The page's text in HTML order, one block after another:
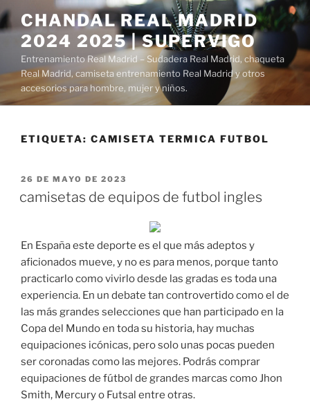
Saltar
al
contenido
CHANDAL REAL MADRID
2024 2025 | SUPERVIGO
Entrenamiento Real Madrid – Sudadera Real Madrid, chaqueta
Real Madrid, camiseta entrenamiento Real Madrid y otros
accesorios para hombre, mujer y niños.
ETIQUETA: CAMISETA TERMICA FUTBOL
PUBLICADO
26 DE MAYO DE 2023
camisetas de equipos de futbol ingles
En España este deporte es el que más adeptos y
aficionados mueve, y no es para menos, porque tanto
practicarlo como vivirlo desde las gradas es toda una
experiencia. En un debate tan controvertido como el de
las más grandes selecciones que han participado en la
Copa del Mundo en toda su historia, hay muchas
equipaciones icónicas, pero solo unas pocas pueden
ser coronadas como las mejores. Podrás comprar
equipaciones de fútbol de grandes marcas como Jhon
Smith, Mercury o Futsal entre otras.